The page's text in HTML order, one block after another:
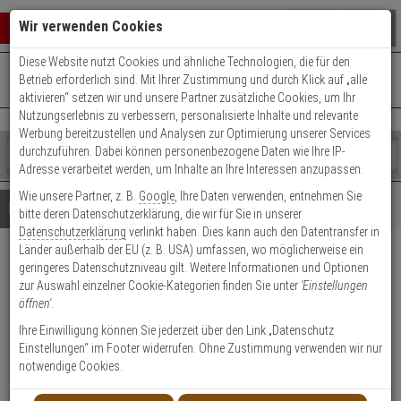
Warenkorb schließen
0 ARTIKEL IM WARENKORB
Ihr Warenkorb ist momentan leer.
Ergebnisse ()
Fertig
Shop
durchsuchen
Bitte
geben
Sie
mindestens
Zeichen
ein,
um
Suche
Es
wurde
noch
Kategorien
Suche
gestartet
+49 (0)821 899 493-0Mo. - Do.: 8:00 - 16:30 | Fr.: 8:00 - 14:00 Uhr
Kontaktservice nutzen
Details Beratung
ABUS FG300 S AL0089
abschließb. Fenstergriff, silb
Produktmerkmale
Datenblatt drucken
Wir verwenden Cookies
Diese Website nutzt Cookies und ähnliche Technologien, die für den
Betrieb erforderlich sind. Mit Ihrer Zustimmung und durch Klick auf „alle
aktivieren“ setzen wir und unsere Partner zusätzliche Cookies, um Ihr
Nutzungserlebnis zu verbessern, personalisierte Inhalte und relevante
Werbung bereitzustellen und Analysen zur Optimierung unserer Services
durchzuführen. Dabei können personenbezogene Daten wie Ihre IP-
Adresse verarbeitet werden, um Inhalte an Ihre Interessen anzupassen.
Wie unsere Partner, z. B. Google , Ihre Daten verwenden, entnehmen Sie
bitte deren Datenschutzerklärung, die wir für Sie in unserer
Datenschutzerklärung verlinkt haben. Dies kann auch den Datentransfer in
Länder außerhalb der EU (z. B. USA) umfassen, wo möglicherweise ein
geringeres Datenschutzniveau gilt. Weitere Informationen und Optionen
zur Auswahl einzelner Cookie-Kategorien finden Sie unter 'Einstellungen
öffnen'.
Ihre Einwilligung können Sie jederzeit über den Link „Datenschutz
Einstellungen“ im Footer widerrufen. Ohne Zustimmung verwenden wir nur
notwendige Cookies.